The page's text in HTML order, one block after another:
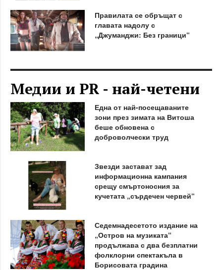
Правилата се обръщат с
главата надолу с
„Джуманджи: Без граници“
Медии и PR - най-четени
Една от най-посещаваните
зони през зимата на Витоша
беше обновена с
доброволчески труд
Звезди застават зад
информационна кампания
срещу смъртоносния за
кучетата „сърдечен червей“
Седемнадесетото издание на
„Остров на музиката“
продължава с два безплатни
фолклорни спектакъла в
Борисовата градина